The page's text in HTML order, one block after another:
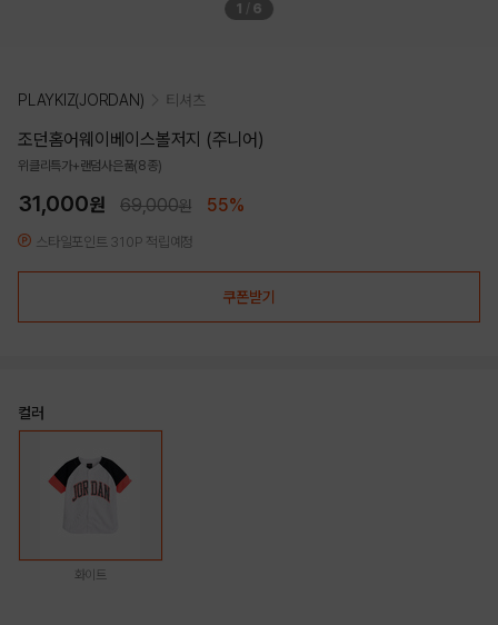
1 / 6
PLAYKIZ(JORDAN) 티셔츠
조던홈어웨이베이스볼저지 (주니어)
위클리특가+랜덤사은품(8종)
31,000원 69,000원 55%
스타일포인트 310P 적립예정
쿠폰받기
컬러
화이트